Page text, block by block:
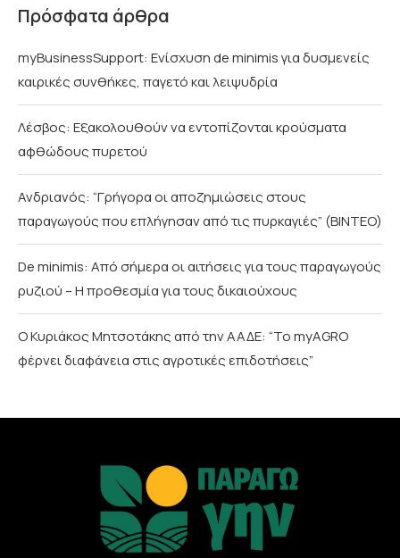
Πρόσφατα άρθρα
myBusinessSupport: Ενίσχυση de minimis για δυσμενείς
καιρικές συνθήκες, παγετό και λειψυδρία
Λέσβος: Εξακολουθούν να εντοπίζονται κρούσματα
αφθώδους πυρετού
Ανδριανός: “Γρήγορα οι αποζημιώσεις στους
παραγωγούς που επλήγησαν από τις πυρκαγιές” (BINTEO)
De minimis: Από σήμερα οι αιτήσεις για τους παραγωγούς
ρυζιού – Η προθεσμία για τους δικαιούχους
Ο Κυριάκος Μητσοτάκης από την ΑΑΔΕ: “Το myAGRO
φέρνει διαφάνεια στις αγροτικές επιδοτήσεις”